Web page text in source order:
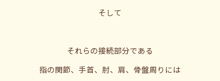
そして
それらの接続部分である
指の関節、手首、肘、肩、骨盤周りには